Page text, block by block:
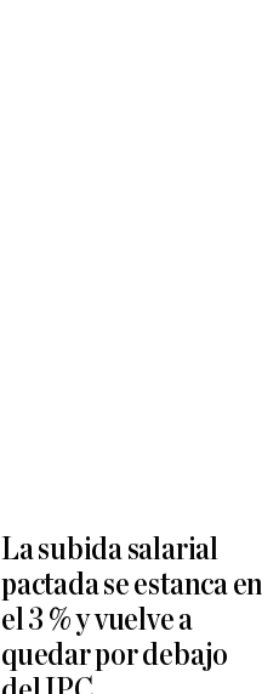
La subida salarial
pactada se estanca en
el 3 % y vuelve a
quedar por debajo